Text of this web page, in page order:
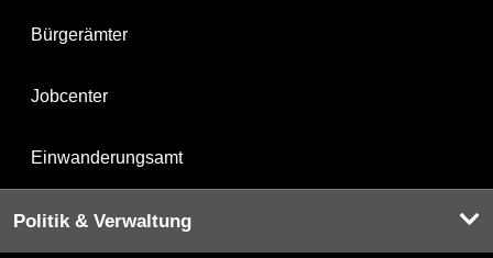
Bürgerämter
Jobcenter
Einwanderungsamt
Politik & Verwaltung